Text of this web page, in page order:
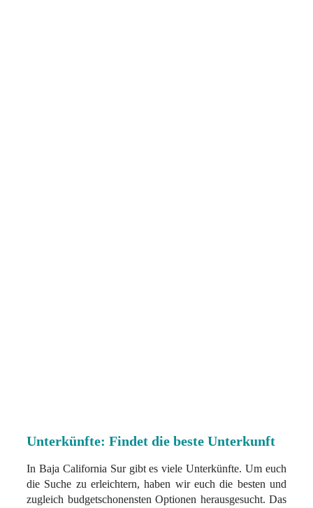
Unterkünfte: Findet die beste Unterkunft
In Baja California Sur gibt es viele Unterkünfte. Um euch
die Suche zu erleichtern, haben wir euch die besten und
zugleich budgetschonensten Optionen herausgesucht. Das